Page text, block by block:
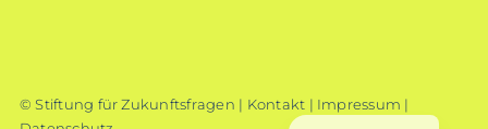
© Stiftung für Zukunftsfragen | Kontakt | Impressum |